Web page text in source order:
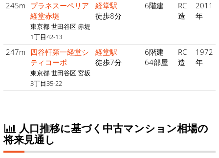
245m プラネスーペリア
経堂赤堤
東京都 世田谷区 赤堤
1丁目42-13
経堂駅
徒歩8分
6階建
RC
造
2011
年
247m 四谷軒第一経堂シ
ティコーポ
東京都 世田谷区 宮坂
3丁目35-22
経堂駅
徒歩7分
6階建
64部屋
RC
造
1972
年
人口推移に基づく中古マンション相場の
将来見通し